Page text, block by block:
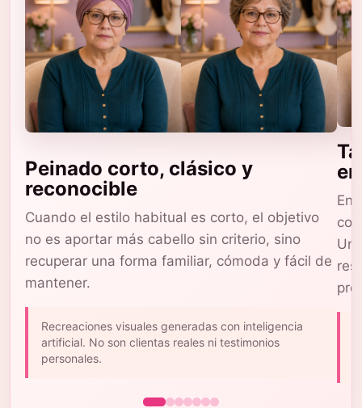
Peinado corto, clásico y
reconocible
Cuando el estilo habitual es corto, el objetivo
no es aportar más cabello sin criterio, sino
recuperar una forma familiar, cómoda y fácil de
mantener.
Recreaciones visuales generadas con inteligencia
artificial. No son clientas reales ni testimonios
personales.
En